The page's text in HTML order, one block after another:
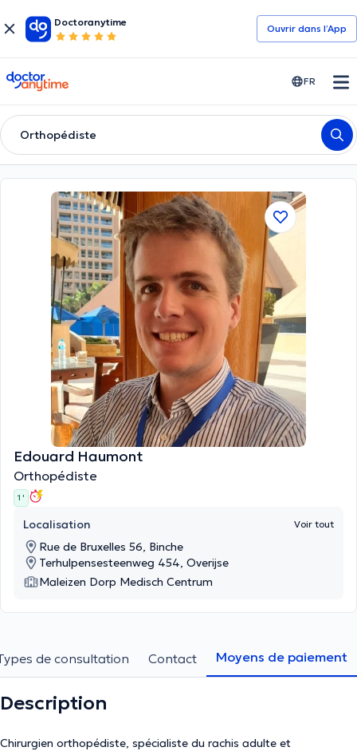
Doctoranytime
Ouvrir dans l’App
doctoranytime FR
Orthopédiste
Edouard Haumont
Orthopédiste
1 '
Localisation Voir tout
Rue de Bruxelles 56, Binche
Terhulpensesteenweg 454, Overijse
Maleizen Dorp Medisch Centrum
de consultation Contact Moyens de paiement
Description
Chirurgien orthopédiste, spécialiste du rachis adulte et